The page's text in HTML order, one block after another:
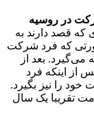
در روسیه
که قصد دارند به
که فرد شرکت
می‌گیرد. بعد از
اینکه فرد
خود را نیز بگیرد.
تقریبا یک سال